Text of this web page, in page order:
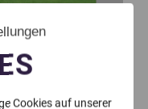
Cookies auf unserer